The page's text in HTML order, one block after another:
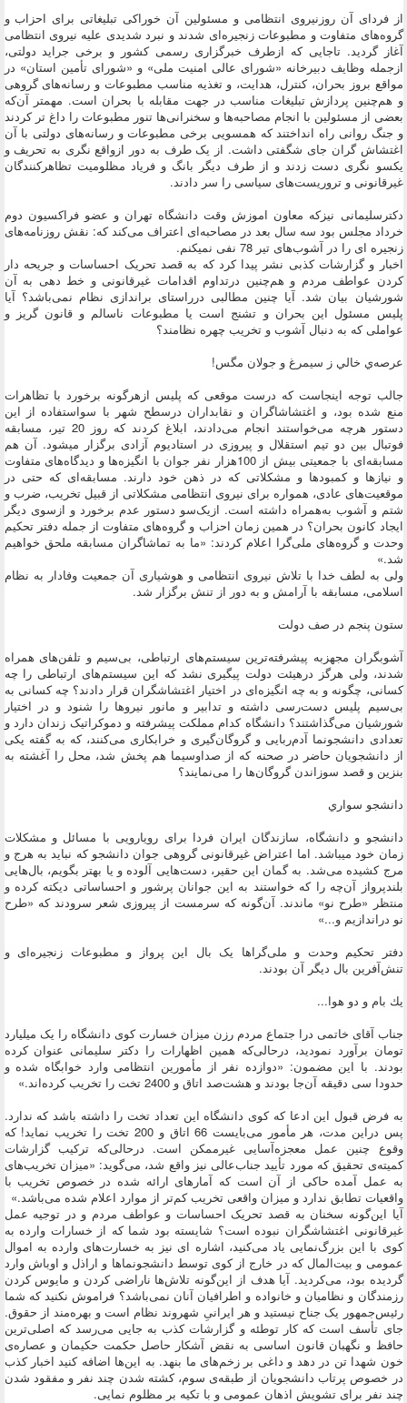
از فردای آن روزنیروی انتظامی و مسئولین آن خوراکی تبلیغاتی برای احزاب و
گروه‌های متفاوت و مطبوعات زنجیره‌ای شدند و نبرد شدیدی علیه نیروی انتظامی
آغاز گردید. تاجایی که ازطرف خبرگزاری رسمی کشور و برخی جراید دولتی،
ازجمله وظایف دبیرخانه «شورای عالی امنیت ملی» و «شورای تأمین استان» در
مواقع بروز بحران، کنترل، هدایت، و تغذیه مناسب مطبوعات و رسانه‌های گروهی
و هم‌چنین پردازش تبلیغات مناسب در جهت مقابله با بحران است. مهمتر آن‌که
بعضی از مسئولین با انجام مصاحبه‌ها و سخنرانی‌ها تنور مطبوعات را داغ تر کردند
و جنگ روانی راه انداختند که همسویی برخی مطبوعات و رسانه‌های دولتی با آن
اغتشاش گران جای شگفتی داشت. از یک طرف به دور ازواقع نگری به تحریف و
یکسو نگری دست زدند و از طرف دیگر بانگ و فریاد مظلومیت تظاهرکنندگان
غیرقانونی و تروریست‌های سیاسی را سر دادند.
دکترسلیمانی نیزکه معاون اموزش وقت دانشگاه تهران و عضو فراکسیون دوم
خرداد مجلس بود سه سال بعد در مصاحبه‌ای اعتراف می‌کند که: نقش روزنامه‌های
زنجیره ای را در آشوب‌های تیر 78 نفی نمیکنم.
اخبار و گزارشات کذبی نشر پیدا کرد که به قصد تحریک احساسات و جریحه دار
کردن عواطف مردم و هم‌چنین درتداوم اقدامات غیرقانونی و خط دهی به آن
شورشیان بیان شد. آیا چنین مطالبی درراستای براندازی نظام نمی‌باشد؟ آیا
پلیس مسئول این بحران و تشنج است یا مطبوعات ناسالم و قانون گریز و
عواملی که به دنبال آشوب و تخریب چهره نظامند؟
عرصه‌ي خالي ز سيمرغ و جولان مگس!
جالب توجه اینجاست که درست موقعی که پلیس ازهرگونه برخورد با تظاهرات
منع شده بود، و اغتشاشاگران و نقابداران درسطح شهر با سواستفاده از این
دستور هرچه می‌خواستند انجام می‌دادند، ابلاغ کردند که روز 20 تیر، مسابقه
فوتبال بین دو تیم استقلال و پیروزی در استادیوم آزادی برگزار میشود. آن هم
مسابقه‌ای با جمعیتی بیش از 100هزار نفر جوان با انگیزه‌ها و دیدگاه‌های متفاوت
و نیازها و کمبودها و مشکلاتی که در ذهن خود دارند. مسابقه‌ای که حتی در
موقعیت‌های عادی، همواره برای نیروی انتظامی مشکلاتی از قبیل تخریب، ضرب و
شتم و آشوب به‌همراه داشته است. ازیک‌سو دستور عدم برخورد و ازسوی دیگر
ایجاد کانون بحران؟ در همین زمان احزاب و گروه‌های متفاوت از جمله دفتر تحکیم
وحدت و گروه‌های ملی‌گرا اعلام کردند: «ما به تماشاگران مسابقه ملحق خواهیم
شد.»
ولی به لطف خدا با تلاش نیروی انتظامی و هوشیاری آن جمعیت وفادار به نظام
اسلامی، مسابقه با آرامش و به دور از تنش برگزار شد.
ستون پنجم در صف دولت
آشوبگران مجهزبه پیشرفته‌ترین سیستم‌های ارتباطی، بی‌سیم و تلفن‌های همراه
شدند، ولی هرگز درهیئت دولت پیگیری نشد که این سیستم‌های ارتباطی را چه
کسانی، چگونه و به چه انگیزه‌ای در اختیار اغتشاشگران قرار دادند؟ چه کسانی به
بی‌سیم پلیس دست‌رسی داشته و تدابیر و مانور نیروها را شنود و در اختیار
شورشیان می‌گذاشتند؟ دانشگاه کدام مملکت پیشرفته و دموکراتیک زندان دارد و
تعدادی دانشجونما آدم‌ربایی و گروگان‌گیری و خرابکاری می‌کنند، که به گفته یکی
از دانشجویان حاضر در صحنه که از صداوسیما هم پخش شد، محل را آغشته به
بنزین و قصد سوزاندن گروگان‌ها را می‌نمایند؟
دانشجو سواري
دانشجو و دانشگاه، سازندگان ایران فردا برای رویارویی با مسائل و مشکلات
زمان خود میباشد. اما اعتراض غیرقانونی گروهی جوان دانشجو که نباید به هرج و
مرج کشیده می‌شد. به گمان این حقیر، دست‌هایی آلوده و یا بهتر بگویم، بال‌هایی
بلندپرواز آن‌چه را که خواستند به این جوانان پرشور و احساساتی دیکته کرده و
منتظر «طرح نو» ماندند. آن‌گونه که سرمست از پیروزی شعر سرودند که «طرح
نو دراندازیم و...»
دفتر تحکیم وحدت و ملی‌گراها یک بال این پرواز و مطبوعات زنجیره‌ای و
تنش‌آفرین بال دیگر آن بودند.
يك بام و دو هوا...
جناب آقای خاتمی درا جتماع مردم رزن میزان خسارت کوی دانشگاه را یک میلیارد
تومان برآورد نمودید، در‌حالی‌که همین اظهارات را دکتر سلیمانی عنوان کرده
بودند. با این مضمون: «دوازده نفر از مأمورین انتظامی وارد خوابگاه شده و
حدودا سی دقیقه آن‌جا بودند و هشت‌صد اتاق و 2400 تخت را تخریب کرده‌اند.»
به فرض قبول این ادعا که کوی دانشگاه این تعداد تخت را داشته باشد که ندارد.
پس دراین مدت، هر مأمور می‌بایست 66 اتاق و 200 تخت را تخریب نماید! که
وقوع چنین عمل معجزه‌آسایی غیرممکن است. درحالی‌که ترکیب گزارشات
کمیته‌ی تحقیق که مورد تأیید جناب‌عالی نیز واقع شد، می‌گوید: «میزان تخریب‌های
به عمل آمده حاکی از آن است که آمارهای ارائه شده در خصوص تخریب با
واقعیات تطابق ندارد و میزان واقعی تخریب کم‌تر از موارد اعلام شده می‌باشد.»
آیا این‌گونه سخنان به قصد تحریک احساسات و عواطف مردم و در توجیه عمل
غیرقانونی اغتشاشگران نبوده است؟ شایسته بود شما که از خسارات وارده به
کوی با این بزرگ‌نمایی یاد می‌کنید، اشاره ای نیز به خسارت‌های وارده به اموال
عمومی و بیت‌المال که در خارج از کوی توسط دانشجونماها و اراذل و اوباش وارد
گردیده بود، می‌کردید. آیا هدف از این‌گونه تلاش‌ها ناراضی کردن و مایوس کردن
رزمندگان و نظامیان و خانواده و اطرافیان آنان نمی‌باشد؟ فراموش نکنید که شما
رئیس‌جمهور یک جناح نیستید و هر ایرانیِ شهروند نظام است و بهره‌مند از حقوق.
جای تأسف است که کار توطئه و گزارشات کذب به جایی می‌رسد که اصلی‌ترین
حافظ و نگهبان قانون اساسی به نقض آشکار حاصل حکمت حکیمان و عصاره‌ی
خون شهدا تن در دهد و داغی بر زخم‌های ما بنهد. به این‌ها اضافه کنید اخبار کذب
در خصوص پرتاب دانشجویان از طبقه‌ی سوم، کشته شدن چند نفر و مفقود شدن
چند نفر برای تشویش اذهان عمومی و با تکیه بر مظلوم نمایی.